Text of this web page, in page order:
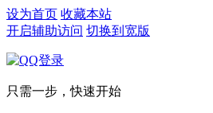
设为首页 收藏本站
开启辅助访问 切换到宽版
只需一步，快速开始